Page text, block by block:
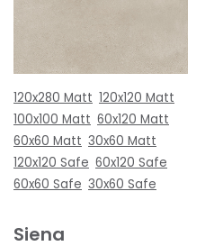
120x280 Matt 120x120 Matt
100x100 Matt 60x120 Matt
60x60 Matt 30x60 Matt
120x120 Safe 60x120 Safe
60x60 Safe 30x60 Safe
Siena